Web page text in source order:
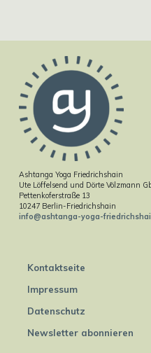
Ashtanga Yoga Friedrichshain
Ute Löffelsend und Dörte Völzmann
Pettenkoferstraße 13
10247 Berlin-Friedrichshain
info@ashtanga-yoga-
Kontaktseite
Impressum
Datenschutz
Newsletter abonnieren